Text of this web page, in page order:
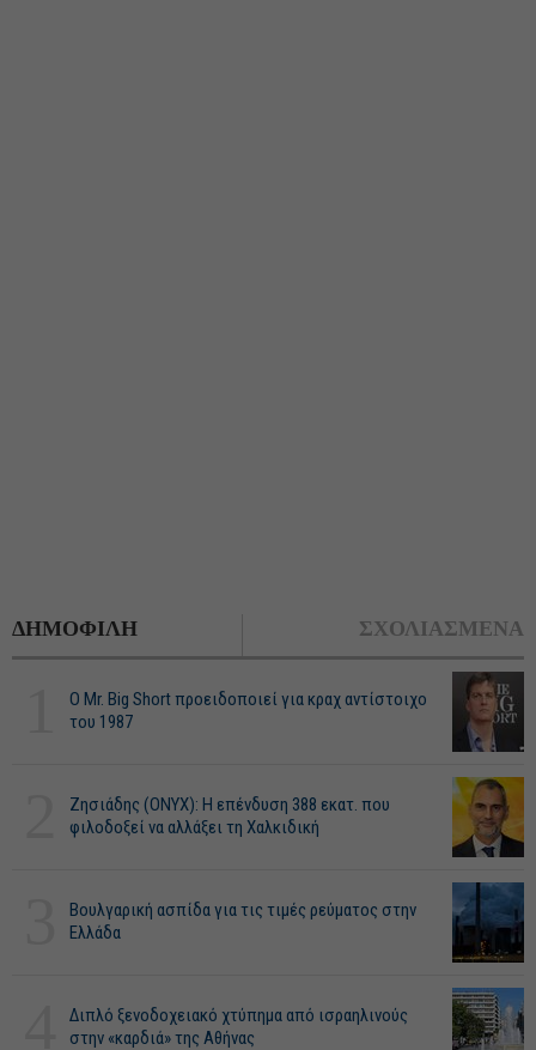
ΔΗΜΟΦΙΛΗ ΣΧΟΛΙΑΣΜΕΝΑ
O Mr. Big Short προειδοποιεί για κραχ αντίστοιχο
του 1987
Ζησιάδης (ONYX): Η επένδυση 388 εκατ. που
φιλοδοξεί να αλλάξει τη Χαλκιδική
Βουλγαρική ασπίδα για τις τιμές ρεύματος στην
Ελλάδα
Διπλό ξενοδοχειακό χτύπημα από ισραηλινούς
στην «καρδιά» της Αθήνας